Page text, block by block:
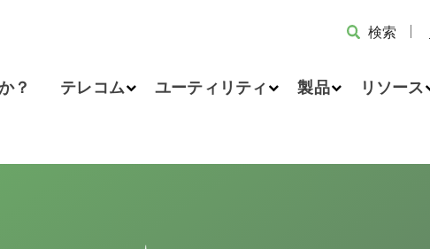
検索
？ テレコム ユーティリティ 製品 リソース